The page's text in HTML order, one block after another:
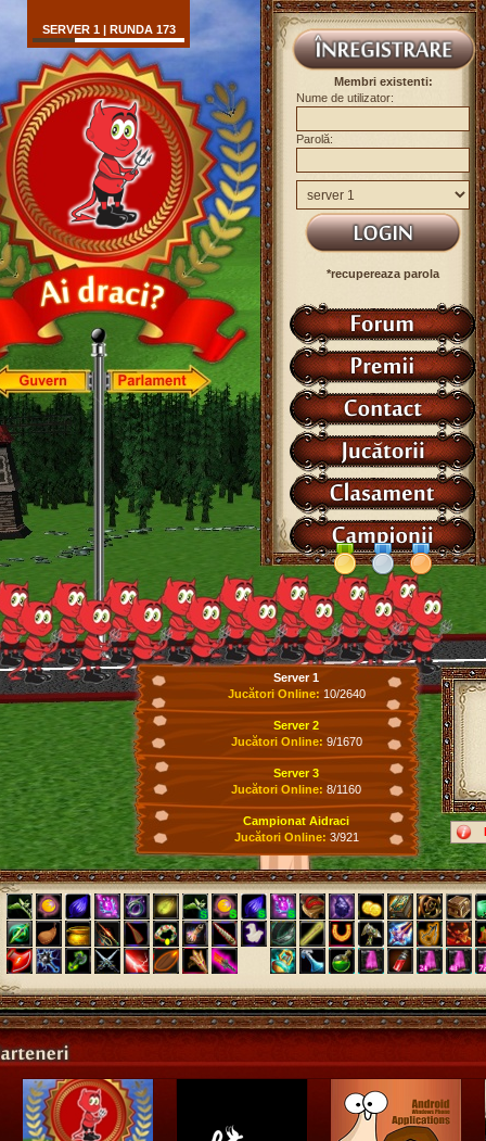
SERVER 1 | RUNDA 173
Membri existenti:
Nume de utilizator:
Parolă:
*recupereaza parola
Server 1
Jucători Online: 10/2640
Server 2
Jucători Online: 9/1670
Server 3
Jucători Online: 8/1160
Campionat Aidraci
Jucători Online: 3/921